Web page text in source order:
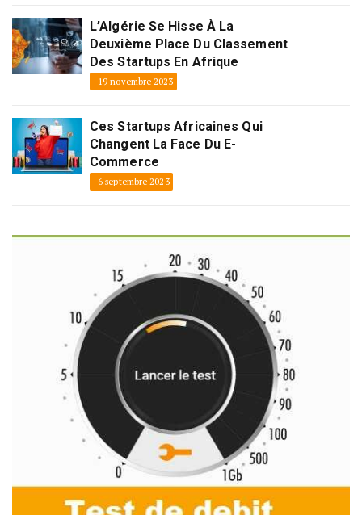
L’Algérie Se Hisse À La
Deuxième Place Du Classement
Des Startups En Afrique
19 novembre 2023
Ces Startups Africaines Qui
Changent La Face Du E-
Commerce
6 septembre 2023